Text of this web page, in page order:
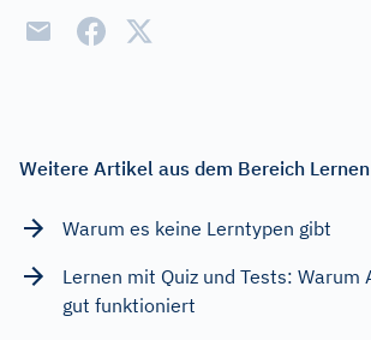
Weitere Artikel aus dem Bereich
Warum es keine Lerntypen gibt
Lernen mit Quiz und Tests: Warum
gut funktioniert